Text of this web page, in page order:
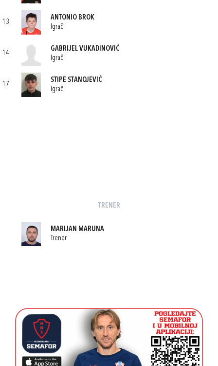
13
ANTONIO BROK
Igrač
14
GABRIJEL VUKADINOVIĆ
Igrač
17
STIPE STANOJEVIĆ
Igrač
TRENER
MARIJAN MARUNA
Trener